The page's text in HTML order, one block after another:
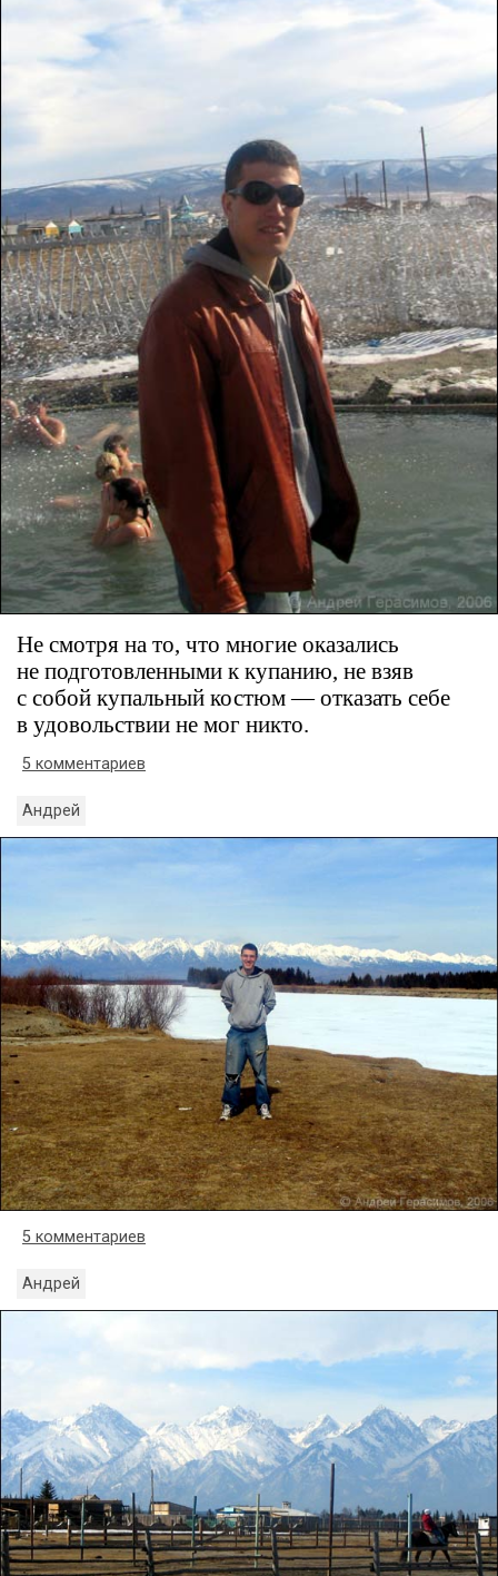
Не смотря на то, что многие оказались
не подготовленными к купанию, не взяв
с собой купальный костюм — отказать себе
в удовольствии не мог никто.
5 комментариев
Андрей
5 комментариев
Андрей